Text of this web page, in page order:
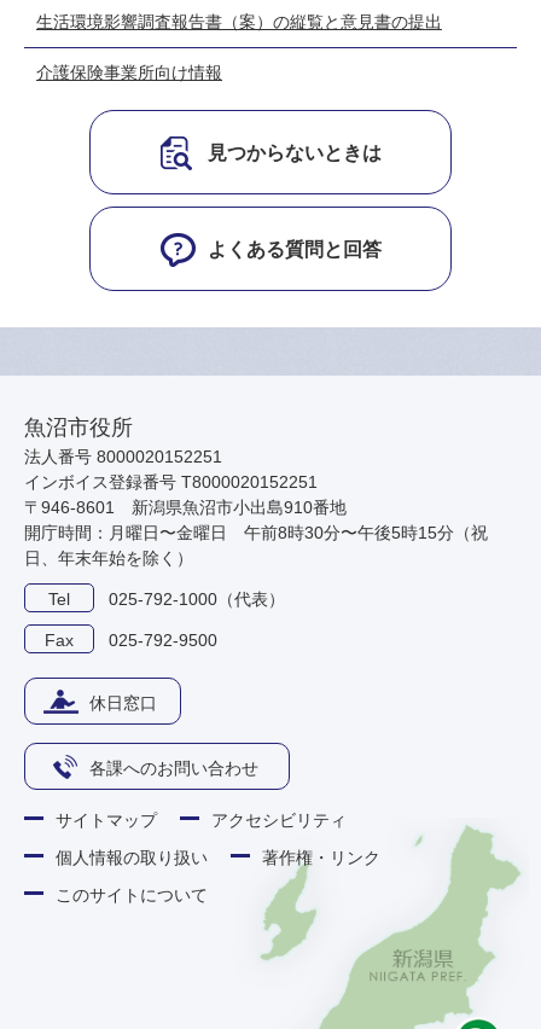
生活環境影響調査報告書（案）の縦覧と意見書の提出
介護保険事業所向け情報
見つからないときは
よくある質問と回答
魚沼市役所
法人番号 8000020152251
インボイス登録番号 T8000020152251
〒946-8601 新潟県魚沼市小出島910番地
開庁時間：月曜日〜金曜日 午前8時30分〜午後5時15分（祝
日、年末年始を除く）
Tel 025-792-1000（代表）
Fax 025-792-9500
休日窓口
各課へのお問い合わせ
サイトマップ
アクセシビリティ
個人情報の取り扱い
著作権・リンク
このサイトについて